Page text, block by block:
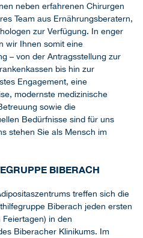
neben erfahrenen Chirurgen
Team aus Ernährungsberatern,
zur Verfügung. In enger
wir Ihnen somit eine
– von der Antragsstellung zur
bis hin zur
Engagement, eine
modernste medizinische
sowie die
Bedürfnisse sind für uns
stehen Sie als Mensch im
BIBERACH
treffen sich die
Biberach jeden ersten
in den
Biberacher Klinikums. Im